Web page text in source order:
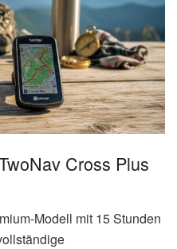
Cross Plus
Modell mit 15 Stunden